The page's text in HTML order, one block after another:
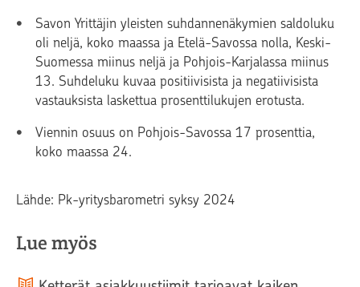
Savon Yrittäjin yleisten suhdannenäkymien saldoluku
oli neljä, koko maassa ja Etelä-Savossa nolla, Keski-
Suomessa miinus neljä ja Pohjois-Karjalassa miinus
13. Suhdeluku kuvaa positiivisista ja negatiivisista
vastauksista laskettua prosenttilukujen erotusta.
Viennin osuus on Pohjois-Savossa 17 prosenttia,
koko maassa 24.
Lähde: Pk-yritysbarometri syksy 2024
Lue myös